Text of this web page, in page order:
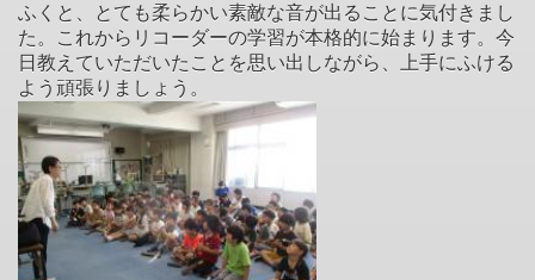
ふくと、とても柔らかい素敵な音が出ることに気付きまし
た。これからリコーダーの学習が本格的に始まります。今
日教えていただいたことを思い出しながら、上手にふける
よう頑張りましょう。